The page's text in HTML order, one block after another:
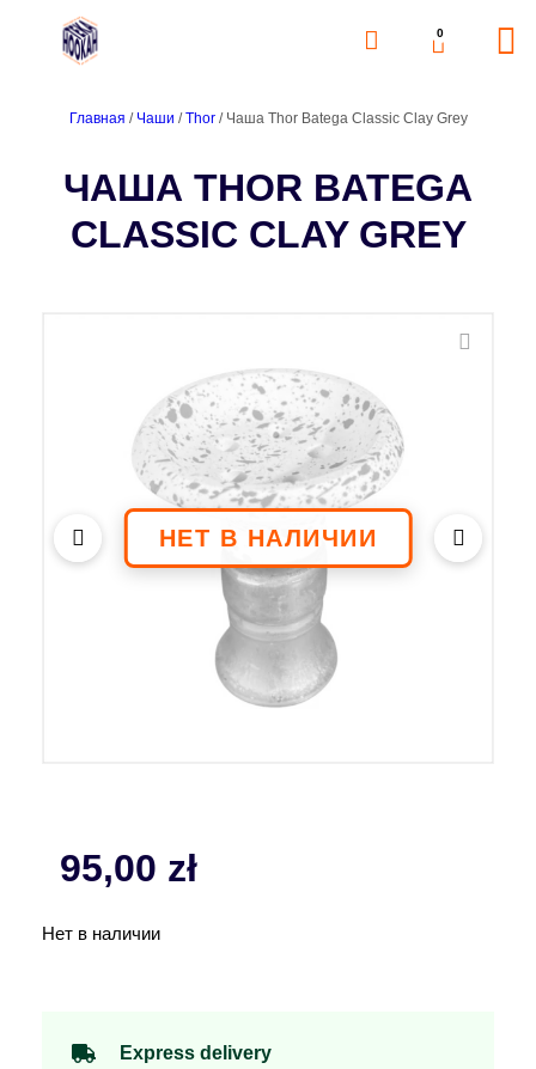
0
Главная / Чаши /Thor/ Чаша Thor Batega Classic Clay Grey
ЧАША THOR BATEGA
CLASSIC CLAY GREY
95,00 zł
Нет в наличии
Express delivery